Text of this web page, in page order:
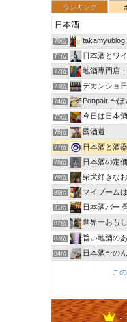
ランキング
70位 takamyublog
71位 日本酒とワ
72位 地酒専門店
73位 デカンショ
74位 Ponpair 〜
75位 今日は日本
76位 國酒道
77位 日本酒と酒
78位 日本酒の定
79位 柴犬好きな
80位 マイブームは
81位 日本酒バー
82位 世界一おも
83位 旨い地酒の
84位 日本酒〜の
こ